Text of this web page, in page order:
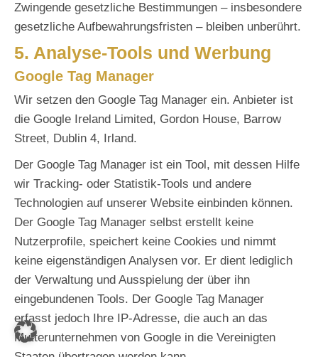
Zwingende gesetzliche Bestimmungen – insbesondere
gesetzliche Aufbewahrungsfristen – bleiben unberührt.
5. Analyse-Tools und Werbung
Google Tag Manager
Wir setzen den Google Tag Manager ein. Anbieter ist
die Google Ireland Limited, Gordon House, Barrow
Street, Dublin 4, Irland.
Der Google Tag Manager ist ein Tool, mit dessen Hilfe
wir Tracking- oder Statistik-Tools und andere
Technologien auf unserer Website einbinden können.
Der Google Tag Manager selbst erstellt keine
Nutzerprofile, speichert keine Cookies und nimmt
keine eigenständigen Analysen vor. Er dient lediglich
der Verwaltung und Ausspielung der über ihn
eingebundenen Tools. Der Google Tag Manager
erfasst jedoch Ihre IP-Adresse, die auch an das
Mutterunternehmen von Google in die Vereinigten